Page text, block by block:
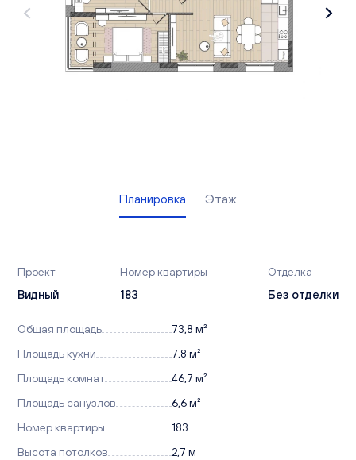
Вакансии
Офисы продаж
Планировка Этаж
Проект
Видный
Номер квартиры
183
Отделка
Без отделки
Общая площадь
73,8 м²
Площадь кухни
7,8 м²
Площадь комнат
46,7 м²
Площадь санузлов
6,6 м²
Номер квартиры
183
Высота потолков
2,7 м